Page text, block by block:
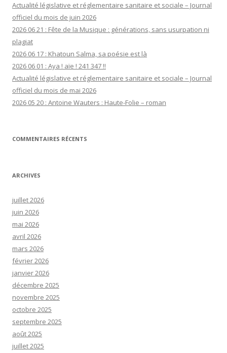
Actualité législative et réglementaire sanitaire et sociale – Journal
officiel du mois de juin 2026
2026 06 21 : Fête de la Musique : générations, sans usurpation ni
plagiat
2026 06 17 : Khatoun Salma, sa poésie est là
2026 06 01 : Aya ! aïe ! 241 347 !!
Actualité législative et réglementaire sanitaire et sociale – Journal
officiel du mois de mai 2026
2026 05 20 : Antoine Wauters : Haute-Folie – roman
COMMENTAIRES RÉCENTS
ARCHIVES
juillet 2026
juin 2026
mai 2026
avril 2026
mars 2026
février 2026
janvier 2026
décembre 2025
novembre 2025
octobre 2025
septembre 2025
août 2025
juillet 2025